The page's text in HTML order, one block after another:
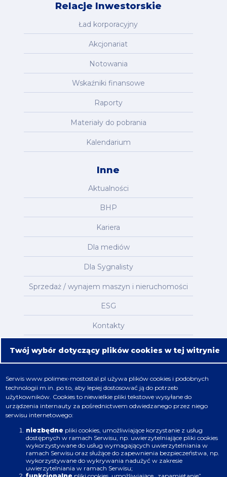
Relacje Inwestorskie
Ład korporacyjny
Akcjonariat
Notowania
Wskaźniki finansowe
Raporty
Materiały do pobrania
Kalendarium
Inne
Aktualności
BHP
Kariera
Dla mediów
Dla Sygnalisty
Sprzedaż / wynajem maszyn i nieruchomości
ESG
Kontakty
Mapa serwisu
Nafta, chemia, gaz
Energetyka
Budownictwo
Produkcja
Infrastruktura
Twój wybór dotyczący plików cookies w tej witrynie
Serwiswww.polimex-mostostal.pl używa plików cookies i podobnych
technologii m.in. po to, aby lepiej dostosować ją do potrzeb
użytkowników. Cookies to niewielkie pliki tekstowe wysyłane do
urządzenia internauty za pośrednictwem odwiedzanego przez niego
serwisu internetowego:
niezbędne pliki cookies, umożliwiające korzystanie z usług
dostępnych w ramach Serwisu, np. uwierzytelniające pliki cookies
wykorzystywane do usług wymagających uwierzytelniania w
ramach Serwisu oraz służące do zapewnienia bezpieczeństwa, np.
wykorzystywane do wykrywania nadużyć w zakresie
uwierzytelniania w ramach Serwisu;